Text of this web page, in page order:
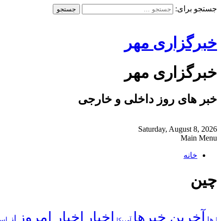
جستجو برای:
خبرگزاری مهر
خبرگزاری مهر
خبر های روز داخلی و خارجی
Saturday, August 8, 2026
Main Menu
خانه
چین
آخرین خبرها اخبار اخبار امروز از